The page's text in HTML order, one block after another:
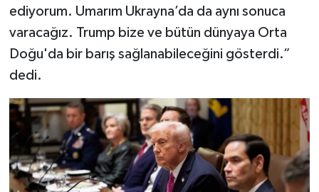
ediyorum. Umarım Ukrayna’da da aynı sonuca
varacağız. Trump bize ve bütün dünyaya Orta
Doğu'da bir barış sağlanabileceğini gösterdi.”
dedi.